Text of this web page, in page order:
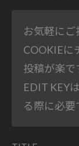
お気軽に
COOKIEに
投稿が楽で
EDIT KEY
る際に必要